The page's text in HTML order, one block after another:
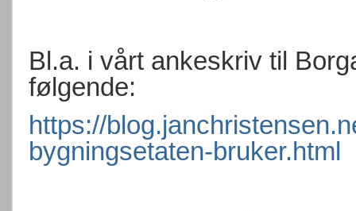
Bl.a. i vårt ankeskriv til
følgende:
https://
bygningsetaten-bruker.html